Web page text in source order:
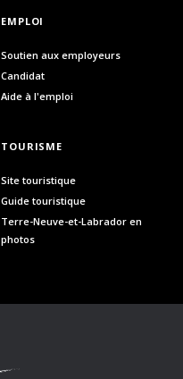
EMPLOI
Soutien aux employeurs
Candidat
Aide à l'emploi
TOURISME
Site touristique
Guide touristique
Terre-Neuve-et-Labrador en
photos